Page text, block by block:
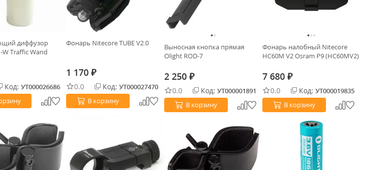
диффузор
W Traffic Wand
Код: УТ000026686
Фонарь Nitecore TUBE V2.0
1 170 ₽
0.0 Код: УТ000027470
В корзину
Выносная кнопка прямая
Olight ROD-7
2 250 ₽
0.0 Код: УТ000001891
В корзину
Фонарь налобный Nitecore
HC60M V2 Osram P9 (HC60MV2)
7 680 ₽
0.0 Код: УТ000019835
В корзину